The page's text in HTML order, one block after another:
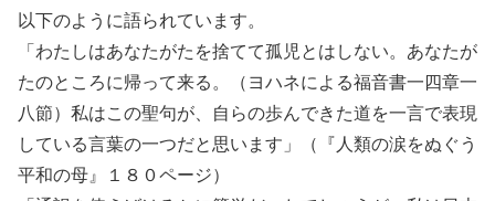
以下のように語られています。
「わたしはあなたがたを捨てて孤児とはしない。あなたが
たのところに帰って来る。（ヨハネによる福音書一四章一
八節）私はこの聖句が、自らの歩んできた道を一言で表現
している言葉の一つだと思います」（『人類の涙をぬぐう
平和の母』１８０ページ）